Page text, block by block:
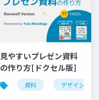
見やすいプレゼン資料
の作り方[ドクセル版]
資料 デザイン